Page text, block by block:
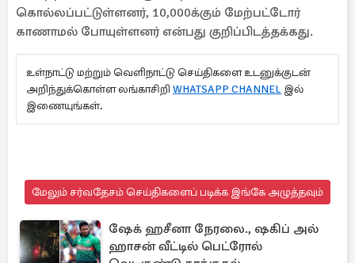
கொல்லப்பட்டுள்ளனர், 10,000க்கும் மேற்பட்டோர்
காணாமல் போயுள்ளனர் என்பது குறிப்பிடத்தக்கது.
உள்நாட்டு மற்றும் வெளிநாட்டு செய்திகளை உடனுக்குடன்
அறிந்துக்கொள்ள லங்காசிறி WHATSAPP CHANNEL இல்
இணையுங்கள்.
மேலும் சர்வதேசம் செய்திகளைப் படிக்க இங்கே அழுத்தவும்
ஷேக் ஹசீனா நேரலை., ஷகிப் அல்
ஹாசன் வீட்டில் பெட்ரோல்